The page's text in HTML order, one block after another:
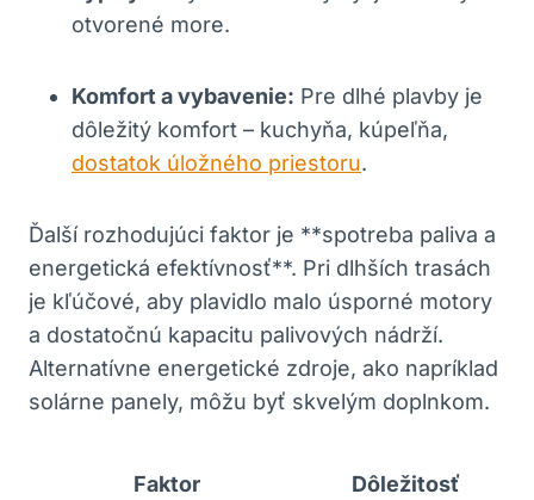
‌otvorené more.
Komfort⁤ a vybavenie: Pre dlhé plavby ‌je
dôležitý ​komfort –⁢ kuchyňa, kúpeľňa,
dostatok úložného priestoru.
Ďalší rozhodujúci faktor je ⁢**spotreba paliva a
energetická efektívnosť**. Pri dlhších trasách
je​ kľúčové, aby plavidlo malo úsporné motory ​
a dostatočnú kapacitu​ palivových nádrží. ​
Alternatívne energetické zdroje, ako napríklad
solárne panely, ⁤môžu byť skvelým ‍doplnkom.
Faktor Dôležitosť